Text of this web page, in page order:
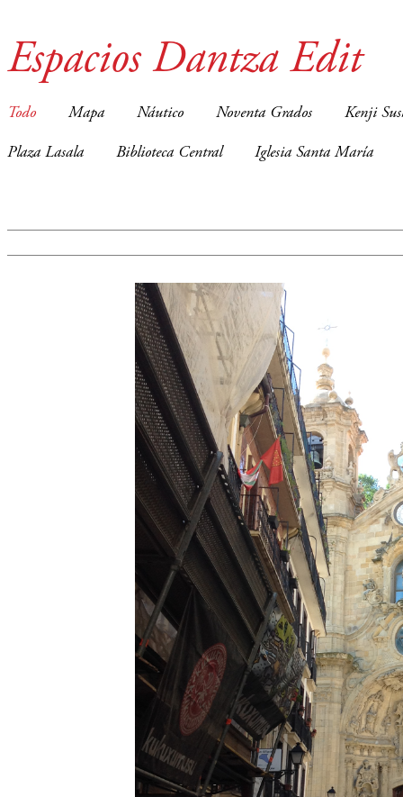
Espacios Dantza Edit
Todo Mapa Náutico Noventa Grados Kenji
Plaza Lasala Biblioteca Central Iglesia Santa María